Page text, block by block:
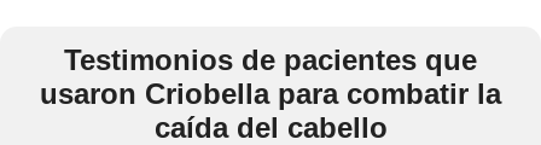
Testimonios de pacientes que
usaron Criobella para combatir la
caída del cabello